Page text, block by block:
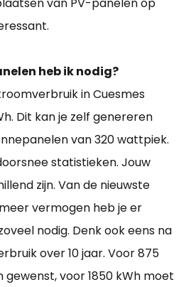
heb ik nodig?
in Cuesmes
Dit kan je zelf genereren
van 320 wattpiek.
statistieken. Jouw
zijn. Van de nieuwste
vermogen heb je er
nodig. Denk ook eens na
over 10 jaar. Voor 875
gewenst, voor 1850 kWh moet